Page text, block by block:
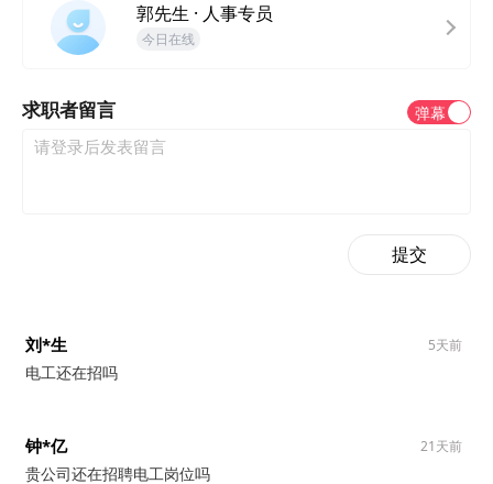
郭先生 · 人事专员
今日在线
求职者留言 弹幕
提交
刘*生
电工还在招吗
5天前
钟*亿
贵公司还在招聘电工岗位吗
21天前